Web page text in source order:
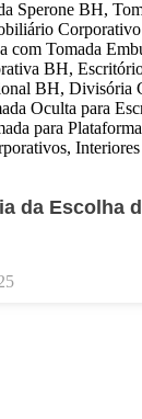
da Escolha